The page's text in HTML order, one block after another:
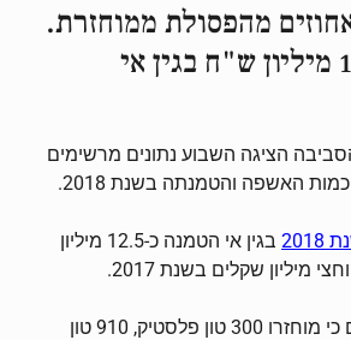
גן 40 אחוזים מהפסולת ממוחזרת.
נחסכו כ-12.5 מיליון ש"ח בגין אי
הציגה השבוע נתונים מרשימים
האשפה והטמנתה בשנת 2018.
2018
בגין אי הטמנה כ-12.5 מיליון
עוד עולה מהנתונים כי מוחזרו 300 טון פלסטיק, 910 טון